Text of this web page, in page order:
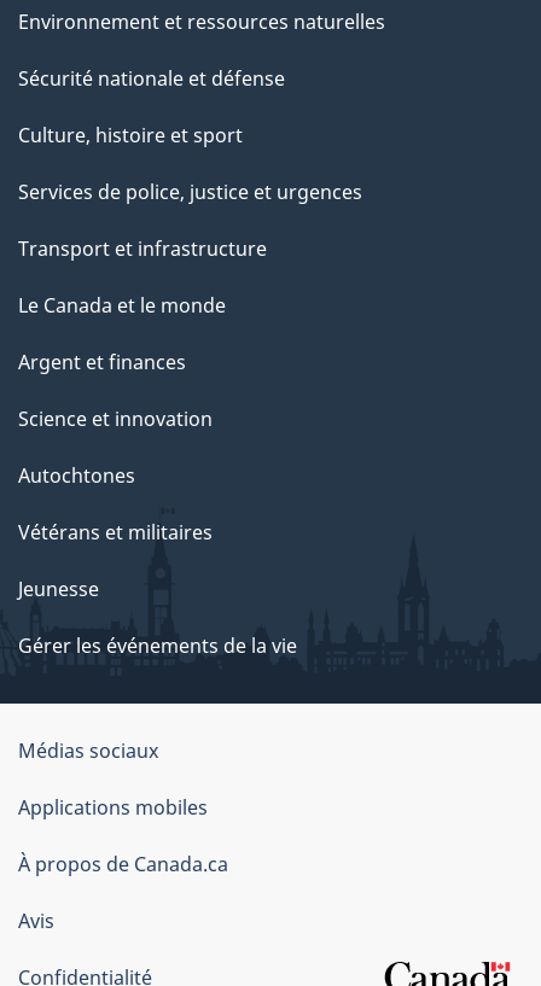
Environnement et ressources naturelles
Sécurité nationale et défense
Culture, histoire et sport
Services de police, justice et urgences
Transport et infrastructure
Le Canada et le monde
Argent et finances
Science et innovation
Autochtones
Vétérans et militaires
Jeunesse
Gérer les événements de la vie
Organisation
du
gouvernement
du
Canada
Médias sociaux
Applications mobiles
À propos de Canada.ca
Avis
Confidentialité